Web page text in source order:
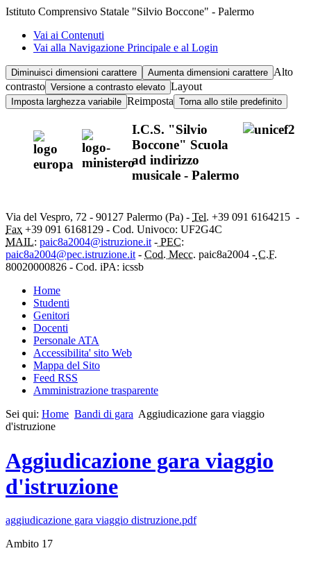
Istituto Comprensivo Statale "Silvio Boccone" - Palermo
Vai ai Contenuti
Vai alla Navigazione Principale e al Login
Diminuisci dimensioni carattere Aumenta dimensioni carattere Alto
contrasto Versione a contrasto elevato Layout
Imposta larghezza variabile Reimposta Torna allo stile predefinito
I.C.S. "Silvio
Boccone" Scuola
ad indirizzo
musicale - Palermo
Via del Vespro, 72 - 90127 Palermo (Pa) - Tel. +39 091 6164215 -
Fax +39 091 6168129 - Cod. Univoco: UF2G4C
MAIL: paic8a2004@istruzione.it- PEC:
paic8a2004@pec.istruzione.it- Cod. Mecc. paic8a2004 - C.F.
80020000826 - Cod. iPA: icssb
Home
Studenti
Genitori
Docenti
Personale ATA
Accessibilita' sito Web
Mappa del Sito
Feed RSS
Amministrazione trasparente
Sei qui: Home Bandi di gara Aggiudicazione gara viaggio
d'istruzione
Aggiudicazione gara viaggio
d'istruzione
aggiudicazione gara viaggio distruzione.pdf
Ambito 17